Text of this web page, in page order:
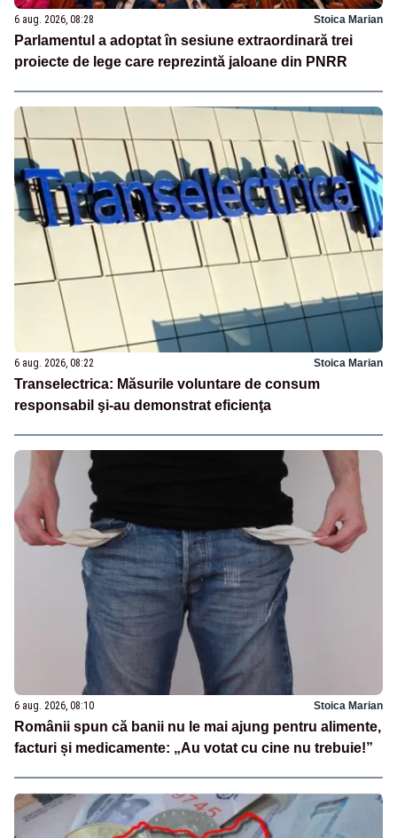
6 aug. 2026, 08:28 Stoica Marian
Parlamentul a adoptat în sesiune extraordinară trei
proiecte de lege care reprezintă jaloane din PNRR
6 aug. 2026, 08:22 Stoica Marian
Transelectrica: Măsurile voluntare de consum
responsabil şi-au demonstrat eficienţa
6 aug. 2026, 08:10 Stoica Marian
Românii spun că banii nu le mai ajung pentru alimente,
facturi și medicamente: „Au votat cu cine nu trebuie!”